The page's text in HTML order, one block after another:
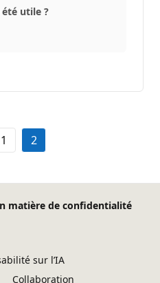
utile ?
1 2
matière de confidentialité
sur l’IA
Collaboration